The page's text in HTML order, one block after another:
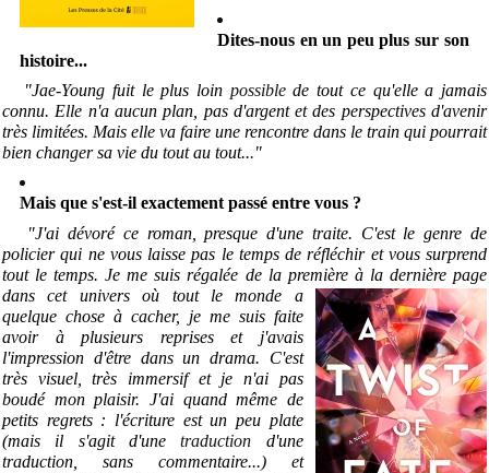
Dites-nous en un peu plus sur son
histoire...
"Jae-Young fuit le plus loin possiblede tout ce qu'elle a jamais
connu. Elle n'a aucun plan, pas d'argent et des perspectives d'avenir
très limitées. Mais elle va faire une rencontre dans le train qui pourrait
bien changer sa vie du tout au tout..."
Mais que s'est-il exactement passé entre vous ?
"J'ai dévoré ce roman, presque d'une traite. C'est le genre de
policier qui ne vous laisse pas le temps de réfléchir et vous surprend
tout le temps. Je me suis régalée de la première à la dernière page
dans cet universoù tout le monde a
quelque chose à cacher, je me suis faite
avoir à plusieurs reprises et j'avais
l'impression d'être dans un drama. C'est
très visuel, très immersif et je n'ai pas
boudé mon plaisir. J'ai quand même de
petits regrets : l'écriture est un peu plate
(mais il s'agit d'unetraduction d'une
traduction, sans commentaire...) et